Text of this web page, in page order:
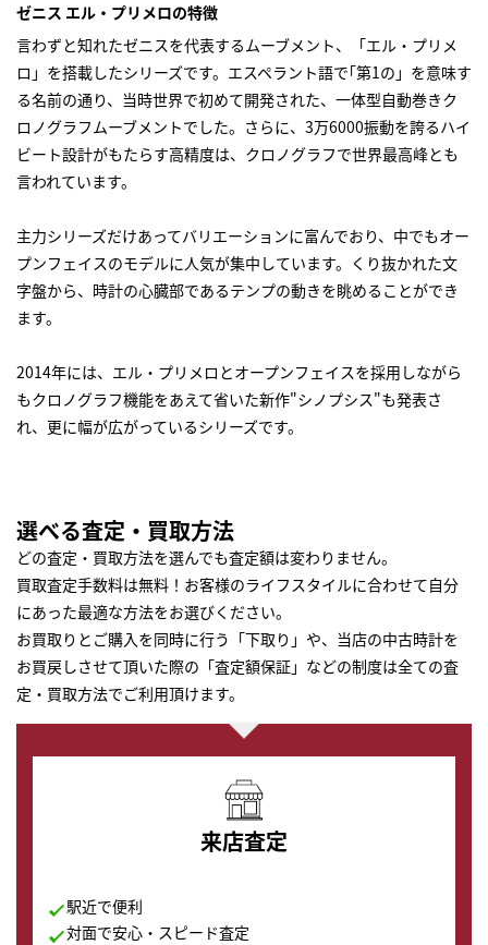
ゼニス エル・プリメロの特徴
言わずと知れたゼニスを代表するムーブメント、「エル・プリメ
ロ」を搭載したシリーズです。エスペラント語で｢第1の」を意味す
る名前の通り、当時世界で初めて開発された、一体型自動巻きク
ロノグラフムーブメントでした。さらに、3万6000振動を誇るハイ
ビート設計がもたらす高精度は、クロノグラフで世界最高峰とも
言われています。
主力シリーズだけあってバリエーションに富んでおり、中でもオー
プンフェイスのモデルに人気が集中しています。くり抜かれた文
字盤から、時計の心臓部であるテンプの動きを眺めることができ
ます。
2014年には、エル・プリメロとオープンフェイスを採用しながら
もクロノグラフ機能をあえて省いた新作"シノプシス"も発表さ
れ、更に幅が広がっているシリーズです。
選べる査定・買取方法
どの査定・買取方法を選んでも査定額は変わりません。
買取査定手数料は無料！お客様のライフスタイルに合わせて自分
にあった最適な方法をお選びください。
お買取りとご購入を同時に行う「下取り」や、当店の中古時計を
お買戻しさせて頂いた際の「査定額保証」などの制度は全ての査
定・買取方法でご利用頂けます。
来店査定
駅近で便利
対面で安心・スピード査定